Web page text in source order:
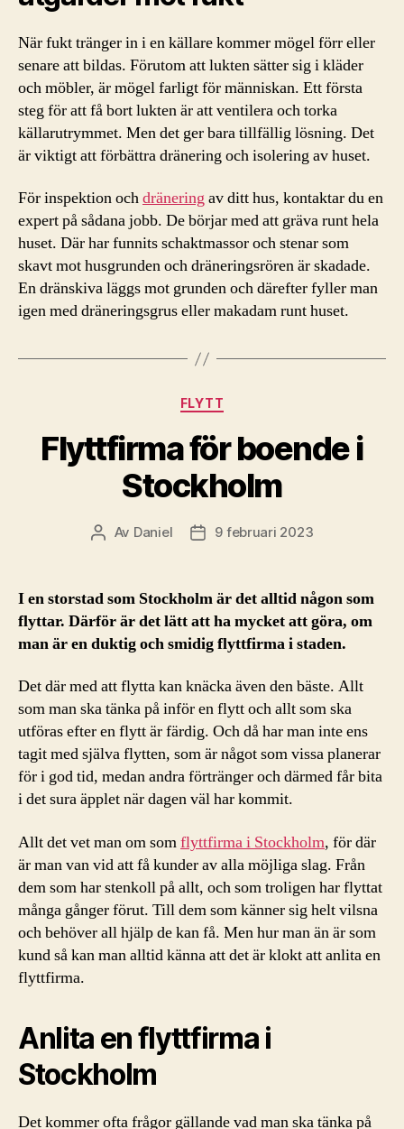
När fukt tränger in i en källare kommer mögel förr eller
senare att bildas. Förutom att lukten sätter sig i kläder
och möbler, är mögel farligt för människan. Ett första
steg för att få bort lukten är att ventilera och torka
källarutrymmet. Men det ger bara tillfällig lösning. Det
är viktigt att förbättra dränering och isolering av huset.
För inspektion ochdräneringav ditt hus, kontaktar du en
expert på sådana jobb. De börjar med att gräva runt hela
huset. Där har funnits schaktmassor och stenar som
skavt mot husgrunden och dräneringsrören är skadade.
En dränskiva läggs mot grunden och därefter fyller man
igen med dräneringsgrus eller makadam runt huset.
Kategorier
FLYTT
Flyttfirma för boende i
Stockholm
Inläggsförfattare
Av Daniel Inläggsdatum
9 februari 2023
I en storstad som Stockholm är det alltid någon som
flyttar. Därför är det lätt att ha mycket att göra, om
man är en duktig och smidig flyttfirma i staden.
Det där med att flytta kan knäcka även den bäste. Allt
som man ska tänka på inför en flytt och allt som ska
utföras efter en flytt är färdig. Och då har man inte ens
tagit med själva flytten, som är något som vissa planerar
för i god tid, medan andra förtränger och därmed får bita
i det sura äpplet när dagen väl har kommit.
Allt det vet man om somflyttfirma i Stockholm, för där
är man van vid att få kunder av alla möjliga slag. Från
dem som har stenkoll på allt, och som troligen har flyttat
många gånger förut. Till dem som känner sig helt vilsna
och behöver all hjälp de kan få. Men hur man än är som
kund så kan man alltid känna att det är klokt att anlita en
flyttfirma.
Anlita en flyttfirma i
Stockholm
Det kommer ofta frågor gällande vad man ska tänka på